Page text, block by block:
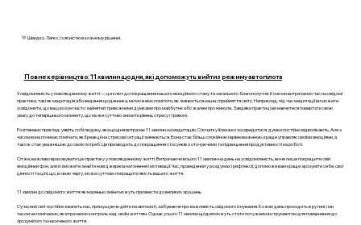
💛 Швидко. Легко. І з ясністю в кожному рішенні.
Повне керівництво: 11 хвилин щодня, які допоможуть вийти з режиму автопілота
Усвідомленість у повсякденному житті — це ключ до покращення нашого емоційного стану та загального благополуччя. Коли ми витрачаємо час на свідомі
практики, такі як медитація або ведення щоденника, ми можемо помітити, як змінюється наше сприйняття світу. Наприклад, під час медитації ви можете
усвідомити, що ваш розум часто зайнятий тривожними думками про майбутнє або жалем про минуле. Завдяки практиці ви навчитеся повертати свою
увагу до теперішнього моменту, що може суттєво знизити рівень стресу і тривоги.
Розглянемо приклад: уявіть собі людину, яка щодня витрачає 11 хвилин на медитацію. Спочатку їй важко зосередитися, думки постійно відволікають. Але з
часом вона починає помічати, як її реакції на стресові ситуації змінюються. Вона стає більш спокійною і врівноваженою, краще управляє своїми емоціями, а
також стає уважнішою до своїх потреб. Це призводить до покращення стосунків з оточуючими та підвищення продуктивності на роботі.
Отже, важливо враховувати цю практику у повсякденному житті. Витрачаючи всього 11 хвилин на день на усвідомленість, ви не лише покращите свій
емоційний фон, але й зможете знайти нові джерела натхнення і мотивації. Час, проведений у роздумах і рефлексії, допоможе вам краще зрозуміти себе, свої
цінності та цілі, що, в свою чергу, може суттєво покращити якість вашого життя.
11 хвилин до свідомого життя: як маленькі зміни можуть призвести до великих зрушень
Сучасний світ постійно квапить нас, примушуючи діяти на автоматі, забуваючи про важливість свідомого існування. Кожен день проходить в рутині, і ми
часом не помічаємо, як втрачаємо контроль над своїм життям. Однак усього 11 хвилин щодня можуть стати потужним інструментом для повернення до
зрозумілого та насиченого життя.